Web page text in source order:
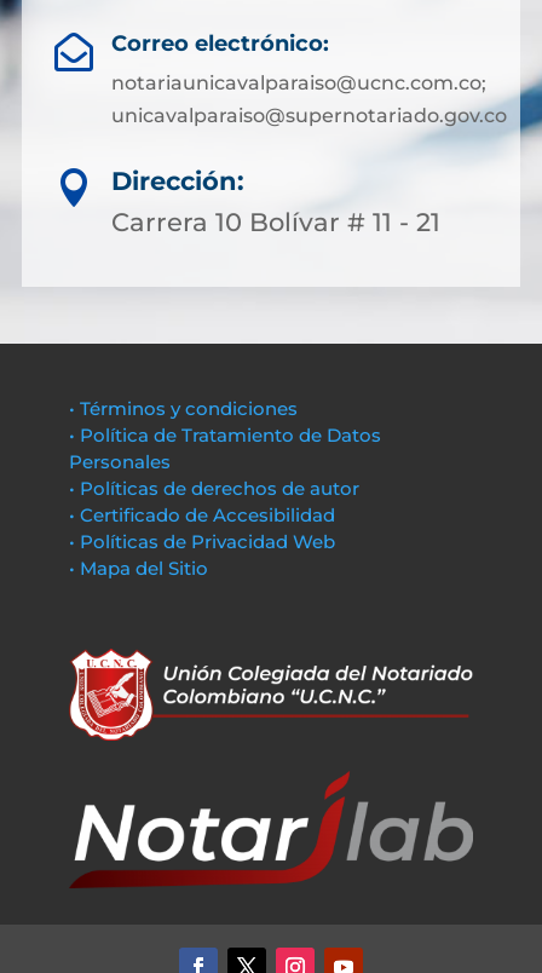
 Correo electrónico:
notariaunicavalparaiso@ucnc.com.co;
unicavalparaiso@supernotariado.gov.co

Dirección:
Carrera 10 Bolívar # 11 - 21
• Términos y condiciones
• Política de Tratamiento de Datos
Personales
• Políticas de derechos de autor
• Certificado de Accesibilidad
• Políticas de Privacidad Web
• Mapa del Sitio